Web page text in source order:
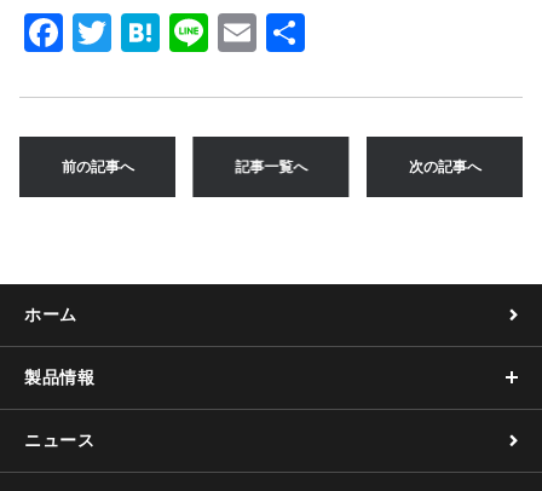
F
c
e
b
k
T
it
te
r
H
e
n
a
Li
e
E
ai
l
前の記事へ 記事一覧へ 次の記事へ
ホーム
製品情報
ニュース